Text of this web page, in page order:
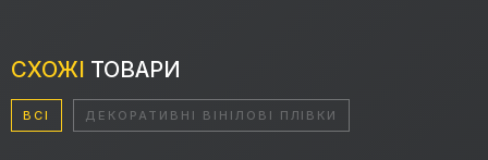
СХОЖІ ТОВАРИ
ВСІ ДЕКОРАТИВНІ ВІНІЛОВІ ПЛІВКИ